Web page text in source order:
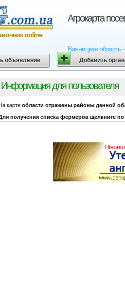
Агрокарта
Винницкая область
online
объявление Добавить
Информация для пользователя
карте области отражены районы данной
получения списка фермеров щелкните по